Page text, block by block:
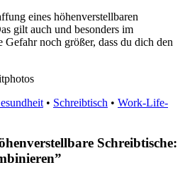
eines höhenverstellbaren
gilt auch und besonders im
noch größer, dass du dich den
• Schreibtisch • Work-Life-
Schreibtische:
”